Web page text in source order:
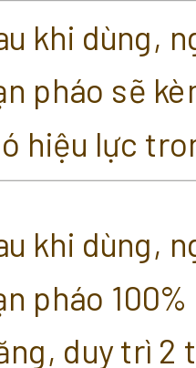
khi dùng,
pháo sẽ
hiệu lực
khi dùng,
pháo
duy trì 2